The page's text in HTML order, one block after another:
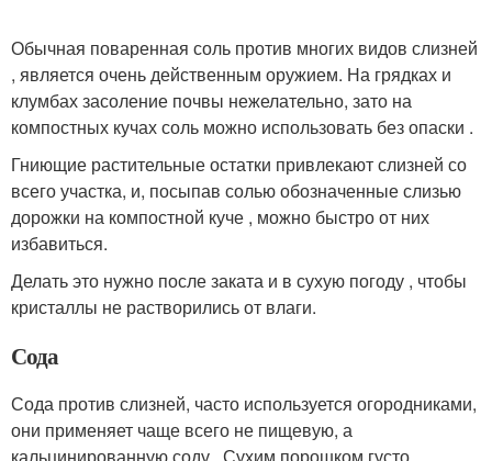
Обычная поваренная соль против многих видов слизней
, является очень действенным оружием. На грядках и
клумбах засоление почвы нежелательно, зато на
компостных кучах соль можно использовать без опаски .
Гниющие растительные остатки привлекают слизней со
всего участка, и, посыпав солью обозначенные слизью
дорожки на компостной куче , можно быстро от них
избавиться.
Делать это нужно после заката и в сухую погоду , чтобы
кристаллы не растворились от влаги.
Сода
Сода против слизней, часто используется огородниками,
они применяет чаще всего не пищевую, а